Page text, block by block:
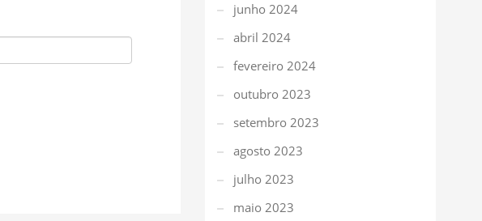
junho 2024
abril 2024
fevereiro 2024
outubro 2023
setembro 2023
agosto 2023
julho 2023
maio 2023